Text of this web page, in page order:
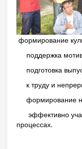
формирование
поддержка
подготовка
к труду и
формирование
эффективно
процессах.